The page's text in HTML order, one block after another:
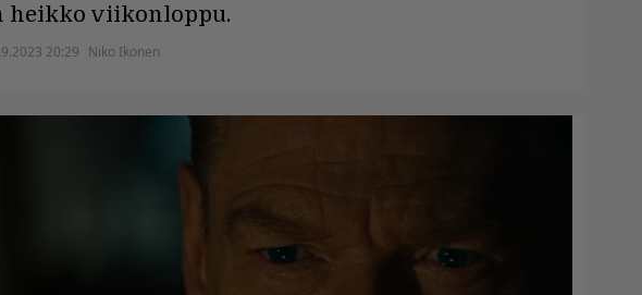
heikko viikonloppu.
20:29 Niko Ikonen